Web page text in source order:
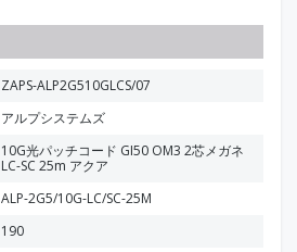
ZAPS-ALP2G510GLCS/07
アルプシステムズ
10G光パッチコード GI50 OM3 2芯メガネ
LC-SC 25m アクア
ALP-2G5/10G-LC/SC-25M
190